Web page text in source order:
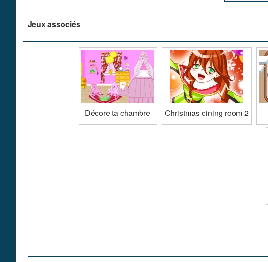
Jeux associés
Décore ta chambre Christmas dining room 2